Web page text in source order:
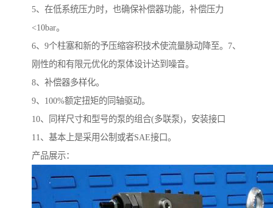
5、在低系统压力时，也确保补偿器功能，补偿压力
<10bar。
6、9个柱塞和新的予压缩容积技术使流量脉动降至。7、
刚性的和有限元优化的泵体设计达到噪音。
8、补偿器多样化。
9、100%额定扭矩的同轴驱动。
10、同样尺寸和型号的泵的组合(多联泵)，安装接口
11、基本上是采用公制或者SAE接口。
产品展示：